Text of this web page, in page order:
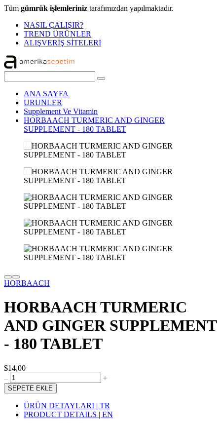
Tüm gümrük işlemleriniz tarafımızdan yapılmaktadır.
NASIL ÇALIŞIR?
TREND ÜRÜNLER
ALIŞVERİŞ SİTELERİ
ANA SAYFA
URUNLER
Supplement Ve Vitamin
HORBAACH TURMERIC AND GINGER
SUPPLEMENT - 180 TABLET
HORBAACH
HORBAACH TURMERIC
AND GINGER SUPPLEMENT
- 180 TABLET
$14,00
SEPETE EKLE
ÜRÜN DETAYLARI | TR
PRODUCT DETAILS | EN